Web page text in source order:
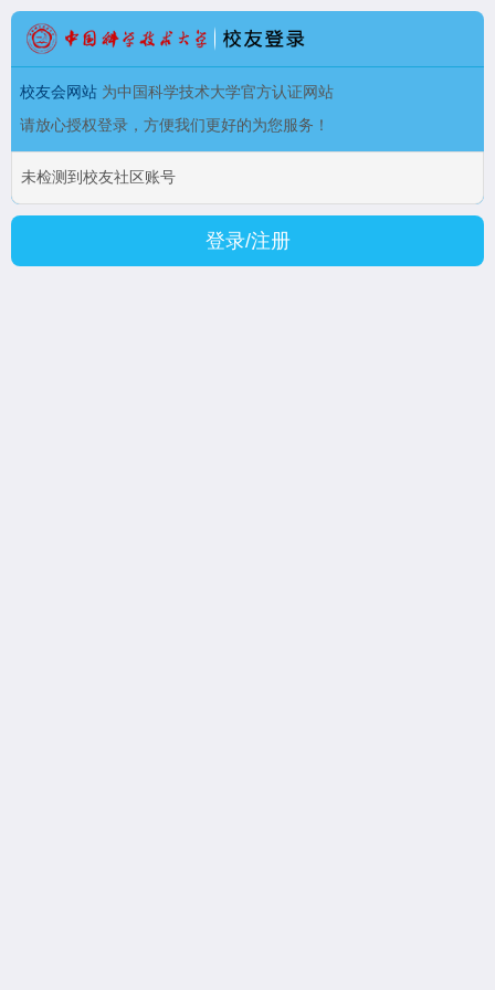
校友会网站 为中国科学技术大学官方认证网站
请放心授权登录，方便我们更好的为您服务！
未检测到校友社区账号
登录/注册